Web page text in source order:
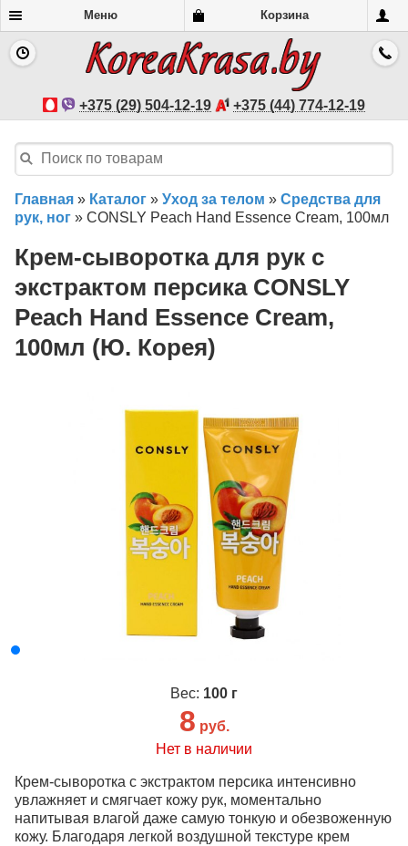
Меню Корзина
+375 (29) 504-12-19 +375 (44) 774-12-19
Главная » Каталог » Уход за телом » Средства для
рук, ног » CONSLY Peach Hand Essence Cream, 100мл
Крем-сыворотка для рук с
экстрактом персика CONSLY
Peach Hand Essence Cream,
100мл (Ю. Корея)
Вес: 100 г
8 руб.
Нет в наличии
Крем-сыворотка с экстрактом персика интенсивно
увлажняет и смягчает кожу рук, моментально
напитывая влагой даже самую тонкую и обезвоженную
кожу. Благодаря легкой воздушной текстуре крем